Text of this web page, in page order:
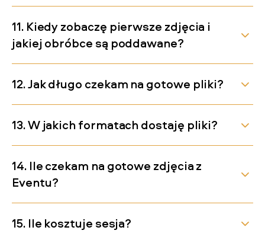
11. Kiedy zobaczę pierwsze zdjęcia i
jakiej obróbce są poddawane?
12. Jak długo czekam na gotowe pliki?
13. W jakich formatach dostaję pliki?
14. Ile czekam na gotowe zdjęcia z
Eventu?
15. Ile kosztuje sesja?